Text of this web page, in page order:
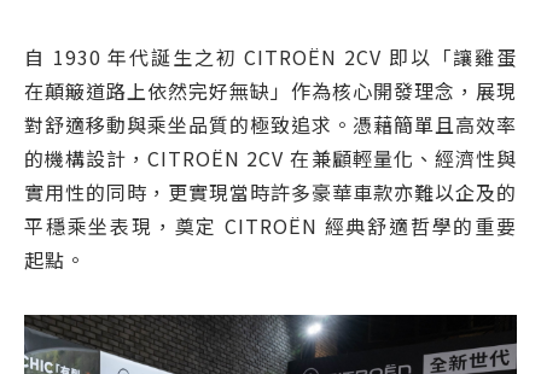
自 1930 年代誕生之初 CITROËN 2CV 即以「讓雞蛋
在顛簸道路上依然完好無缺」作為核心開發理念，展現
對舒適移動與乘坐品質的極致追求。憑藉簡單且高效率
的機構設計，CITROËN 2CV 在兼顧輕量化、經濟性與
實用性的同時，更實現當時許多豪華車款亦難以企及的
平穩乘坐表現，奠定 CITROËN 經典舒適哲學的重要
起點。